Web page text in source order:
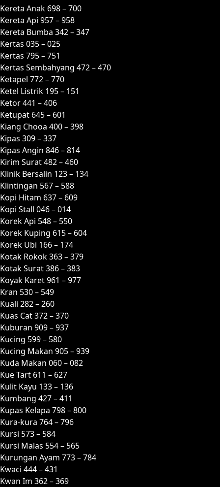
Kereta Anak 698 – 700
Kereta Api 957 – 958
Kereta Bumba 342 – 347
Kertas 035 – 025
Kertas 795 – 751
Kertas Sembahyang 472 – 470
Ketapel 772 – 770
Ketel Listrik 195 – 151
Ketor 441 – 406
Ketupat 645 – 601
Kiang Chooa 400 – 398
Kipas 309 – 337
Kipas Angin 846 – 814
Kirim Surat 482 – 460
Klinik Bersalin 123 – 134
Klintingan 567 – 588
Kopi Hitam 637 – 609
Kopi Stall 046 – 014
Korek Api 548 – 550
Korek Kuping 615 – 604
Korek Ubi 166 – 174
Kotak Rokok 363 – 379
Kotak Surat 386 – 383
Koyak Karet 961 – 977
Kran 530 – 549
Kuali 282 – 260
Kuas Cat 372 – 370
Kuburan 909 – 937
Kucing 599 – 580
Kucing Makan 905 – 939
Kuda Makan 060 – 082
Kue Tart 611 – 627
Kulit Kayu 133 – 136
Kumbang 427 – 411
Kupas Kelapa 798 – 800
Kura-kura 764 – 796
Kursi 573 – 584
Kursi Malas 554 – 565
Kurungan Ayam 773 – 784
Kwaci 444 – 431
Kwan Im 362 – 369